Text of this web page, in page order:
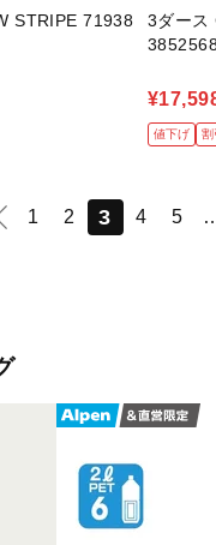
STRIPE 71938
3ダース
値下げ 割
1 2 3 4 5